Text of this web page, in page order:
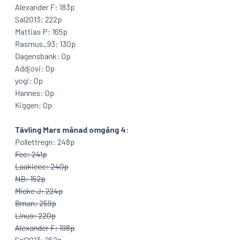
Alexander F: 183p
Sal2013: 222p
Mattias P: 165p
Rasmus_93: 130p
Dagensbank: 0p
Addjovi: 0p
yogi: 0p
Hannes: 0p
Kiggen: 0p
Tävling Mars månad omgång 4:
Pollettregn: 248p
Fec: 241p
Laakieee: 240p
NB: 152p
Micke J: 224p
Bman: 259p
Linus: 220p
Alexander F: 198p